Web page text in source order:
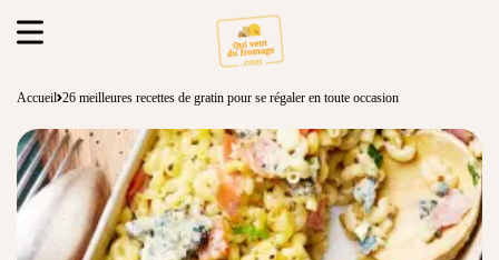
Accueil 26 meilleures recettes de gratin pour se régaler en toute occasion